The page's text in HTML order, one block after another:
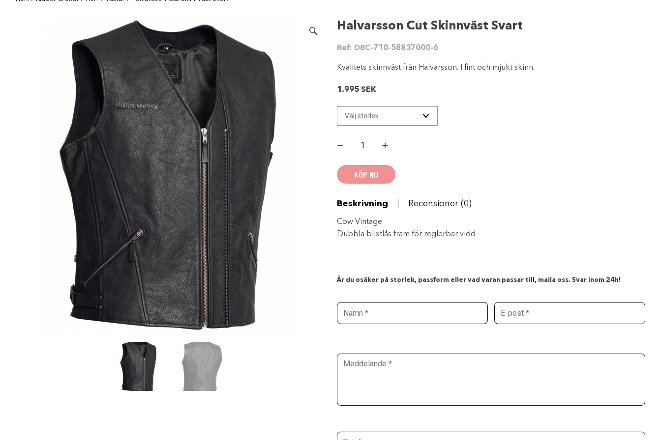
Halvarsson Cut Skinnväst Svart
Ref: DBC-710-58837000-6
Kvalitets skinnväst från Halvarsson. I fint och mjukt skinn.
1.995 SEK
Cut
mängd
KÖP NU
Beskrivning Recensioner (0)
Cow Vintage
Dubbla blixtlås fram för reglerbar vidd
Är du osäker på storlek, passform eller vad varan passar till, maila oss. Svar inom 24h!